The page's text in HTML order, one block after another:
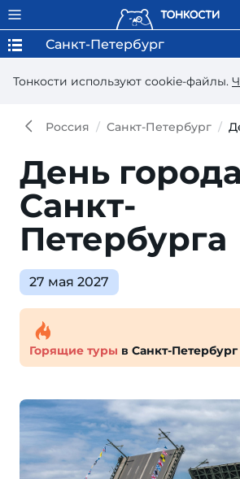
Тонкости используют сookie-файлы.
Санкт-Петербург
Россия Санкт-Петербург
День города
Санкт-
Петербурга
27 мая 2027
Горящие туры в Санкт-Петербург